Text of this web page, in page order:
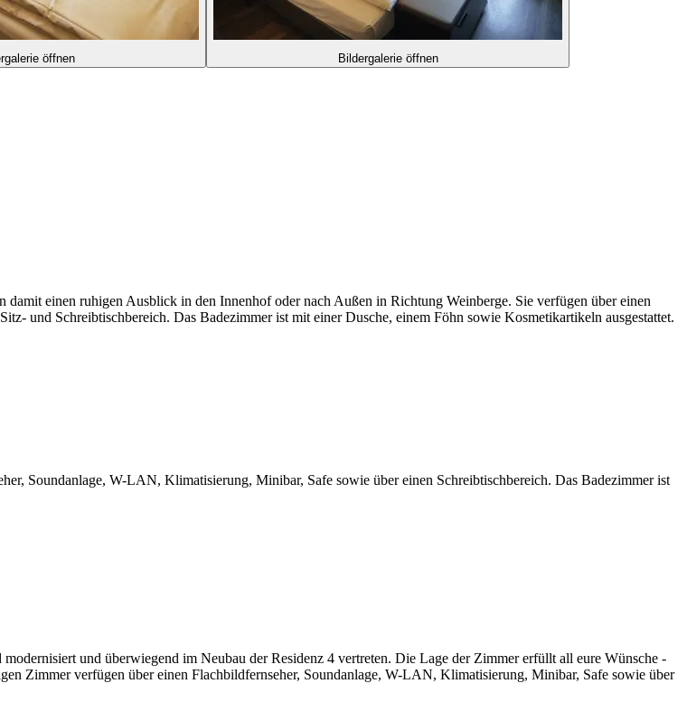
öffnen
Bildergalerie öffnen
einen ruhigen Ausblick in den Innenhof oder nach Außen in Richtung Weinberge. Sie verfügen über einen
und Schreibtischbereich. Das Badezimmer ist mit einer Dusche, einem Föhn sowie Kosmetikartikeln ausgestattet.
Soundanlage, W-LAN, Klimatisierung, Minibar, Safe sowie über einen Schreibtischbereich. Das Badezimmer ist
und überwiegend im Neubau der Residenz 4 vertreten. Die Lage der Zimmer erfüllt all eure Wünsche -
Zimmer verfügen über einen Flachbildfernseher, Soundanlage, W-LAN, Klimatisierung, Minibar, Safe sowie über